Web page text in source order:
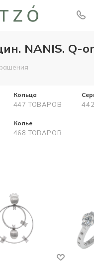
NANIS. Q-
Кольца
447 ТОВАРОВ
Колье
468 ТОВАРОВ